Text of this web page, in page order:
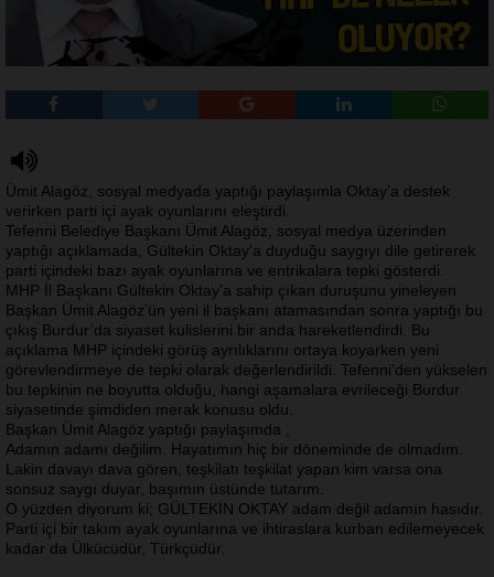
Ümit Alagöz, sosyal medyada yaptığı paylaşımla Oktay’a destek
verirken parti içi ayak oyunlarını eleştirdi.
Tefenni Belediye Başkanı Ümit Alagöz, sosyal medya üzerinden
yaptığı açıklamada, Gültekin Oktay'a duyduğu saygıyı dile getirerek
parti içindeki bazı ayak oyunlarına ve entrikalara tepki gösterdi.
MHP İl Başkanı Gültekin Oktay’a sahip çıkan duruşunu yineleyen
Başkan Ümit Alagöz’ün yeni il başkanı atamasından sonra yaptığı bu
çıkış Burdur’da siyaset kulislerini bir anda hareketlendirdi. Bu
açıklama MHP içindeki görüş ayrılıklarını ortaya koyarken yeni
görevlendirmeye de tepki olarak değerlendirildi. Tefenni’den yükselen
bu tepkinin ne boyutta olduğu, hangi aşamalara evrileceği Burdur
siyasetinde şimdiden merak konusu oldu.
Başkan Ümit Alagöz yaptığı paylaşımda ;
Adamın adamı değilim. Hayatımın hiç bir döneminde de olmadım.
Lakin davayı dava gören, teşkilatı teşkilat yapan kim varsa ona
sonsuz saygı duyar, başımın üstünde tutarım.
O yüzden diyorum ki; GÜLTEKİN OKTAY adam değil adamın hasıdır.
Parti içi bir takım ayak oyunlarına ve ihtiraslara kurban edilemeyecek
kadar da Ülkücüdür, Türkçüdür.